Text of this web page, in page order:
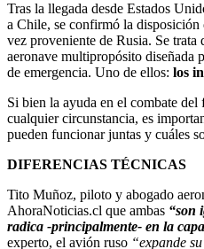
Tras la llegada desde Estados
a Chile, se confirmó la disposición
vez proveniente de Rusia. Se trata
aeronave multipropósito diseñada
de emergencia. Uno de ellos: los
Si bien la ayuda en el combate
cualquier circunstancia, es
pueden funcionar juntas y cuáles
DIFERENCIAS TÉCNICAS
Tito Muñoz, piloto y abogado
AhoraNoticias.cl que ambas “son
radica -principalmente- en la
experto, el avión ruso “expande